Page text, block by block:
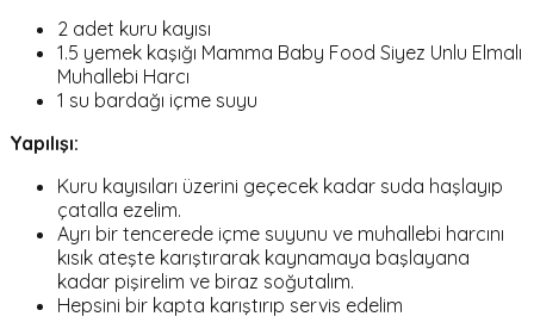
2 adet kuru kayısı
1.5 yemek kaşığı Mamma Baby Food Siyez Unlu Elmalı
Muhallebi Harcı
1 su bardağı içme suyu
Yapılışı:
Kuru kayısıları üzerini geçecek kadar suda haşlayıp
çatalla ezelim.
Ayrı bir tencerede içme suyunu ve muhallebi harcını
kısık ateşte karıştırarak kaynamaya başlayana
kadar pişirelim ve biraz soğutalım.
Hepsini bir kapta karıştırıp servis edelim